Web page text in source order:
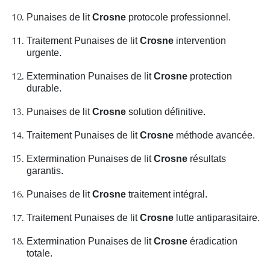
Punaises de litCrosne protocole professionnel.
Traitement Punaises de litCrosne intervention
urgente.
Extermination Punaises de litCrosne protection
durable.
Punaises de litCrosne solution définitive.
Traitement Punaises de litCrosne méthode avancée.
Extermination Punaises de litCrosne résultats
garantis.
Punaises de litCrosne traitement intégral.
Traitement Punaises de litCrosne lutte antiparasitaire.
Extermination Punaises de litCrosne éradication
totale.